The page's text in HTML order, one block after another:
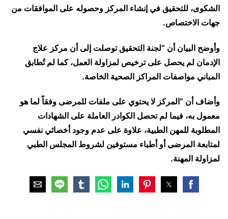
الشكوى، للتحقيق في إنشاء المركز وحصوله على الموافقات من
جهات الاختصاص.
وأوضح البيان أن “لجنة التحقيق توصلت إلى أن مركز علاج
الإدمان لم يحصل على ترخيص لمزاولة العمل، كما لم تُطابق
المباني مواصفات المراكز الصحية الخاصة.
وأضاف أن “المركز لا يحتوي على ملفات للمرضى وفقاً لما هو
معمول به، فيما لم تحصل الكوادر العاملة على الشهادات
المطلوبة للمهن الطبية، علاوة على عدم وجود أخصائي نفسي
لمتابعة المرضى أو أطباء مستوفين لشروط المجلس الطبي
لمزاولة المهنة.